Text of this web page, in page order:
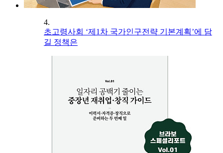
4.
초고령사회 ‘제1차 국가인구전략 기본계획’에 담
길 정책은